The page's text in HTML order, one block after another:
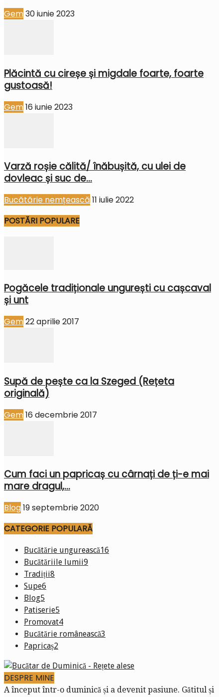
Gem30 iunie 2023
Plăcintă cu cireșe și migdale foarte, foarte
gustoasă!
Gem16 iunie 2023
Varză roșie călită/ înăbușită, cu ulei de
dovleac și suc de...
Bucătărie nemțească 11 iulie 2022
POSTĂRI POPULARE
Pogăcele tradiționale ungurești cu cașcaval
și unt
Gem22 aprilie 2017
Supă de pește ca la Szeged (Rețeta
originală)
Gem16 decembrie 2017
Cum faci un papricaș cu cârnați de ți-e mai
mare dragul,...
Blog19 septembrie 2020
CATEGORIE POPULARĂ
Bucătărie ungurească16
Bucătăriile lumii9
Tradiții8
Supe6
Blog5
Patiserie5
Promovat4
Bucătărie românească3
Papricaș2
DESPRE MINE
A început într-o duminică și a devenit pasiune. Gătitul și